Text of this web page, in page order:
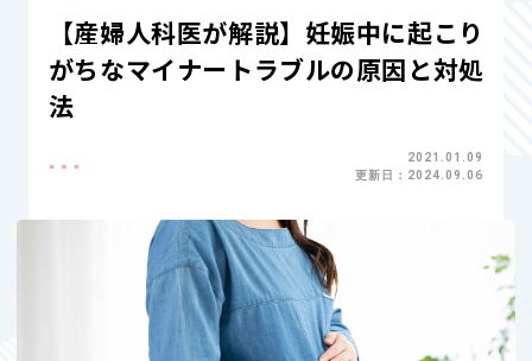
【産婦人科医が解説】妊娠中に起こり
がちなマイナートラブルの原因と対処
法
2021.01.09
更新日：2024.09.06